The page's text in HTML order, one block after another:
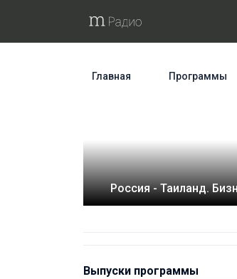
Главная Программы
Россия - Таиланд.
Выпуски программы